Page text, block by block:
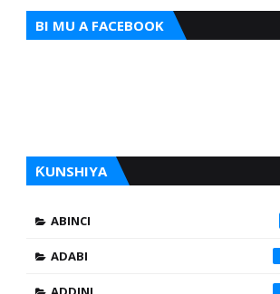
BI MU A FACEBOOK
ƘUNSHIYA
ABINCI
ADABI